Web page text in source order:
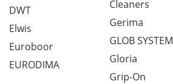
DWT
Elwis
Euroboor
EURODIMA
Cleaners
Gerima
GLOB SYSTEM
Gloria
Grip-On